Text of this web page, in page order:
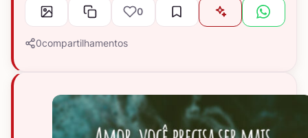
0
0compartilhamentos